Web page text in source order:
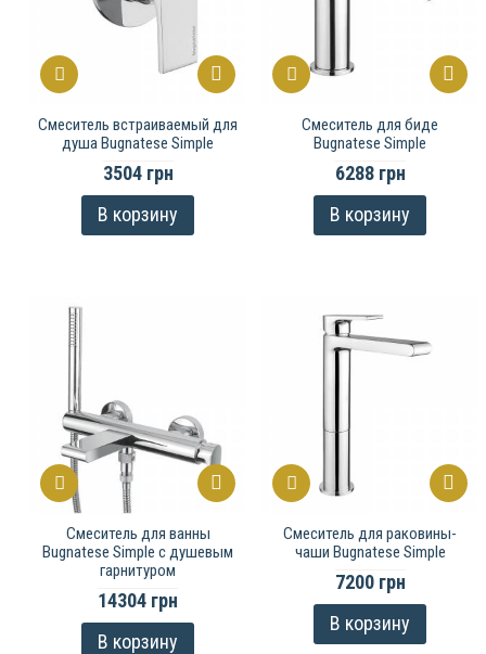
Смеситель встраиваемый для
душа Bugnatese Simple
3504 грн
В корзину
Смеситель для биде
Bugnatese Simple
6288 грн
В корзину
Смеситель для ванны
Bugnatese Simple с душевым
гарнитуром
14304 грн
В корзину
Смеситель для раковины-
чаши Bugnatese Simple
7200 грн
В корзину